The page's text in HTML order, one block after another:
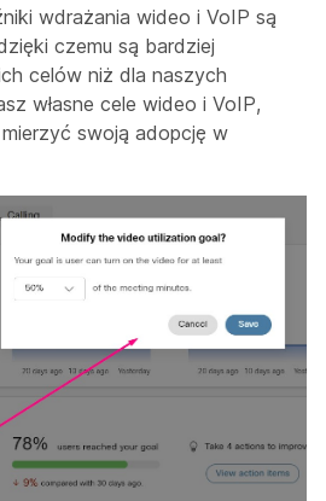
wdrażania wideo i VoIP są
czemu są bardziej
celów niż dla naszych
własne cele wideo i VoIP,
swoją adopcję w